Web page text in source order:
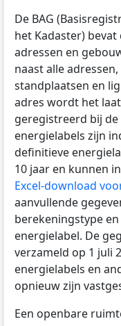
De BAG
het Kadaster)
adressen en
naast alle
standplaatsen en
adres wordt het
geregistreerd bij de
energielabels zijn
definitieve
10 jaar en kunnen
Excel-download
aanvullende
berekeningstype
energielabel. De
verzameld op 1 juli
energielabels en
opnieuw zijn
Een openbare